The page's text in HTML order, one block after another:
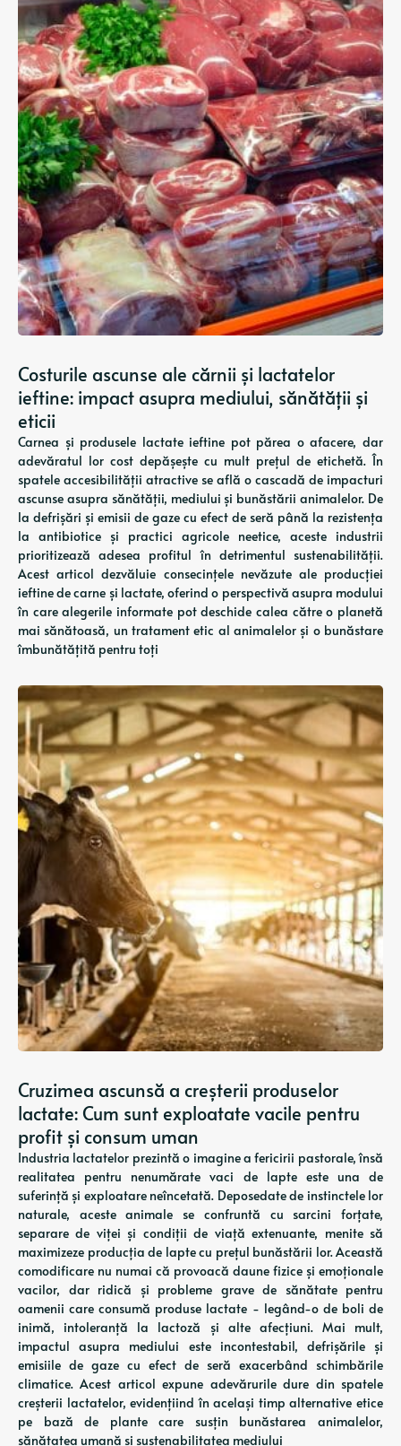
Costurile ascunse ale cărnii și lactatelor
ieftine: impact asupra mediului, sănătății și
eticii
Carnea și produsele lactate ieftine pot părea o afacere, dar
adevăratul lor cost depășește cu mult prețul de etichetă. În
spatele accesibilității atractive se află o cascadă de impacturi
ascunse asupra sănătății, mediului și bunăstării animalelor. De
la defrișări și emisii de gaze cu efect de seră până la rezistența
la antibiotice și practici agricole neetice, aceste industrii
prioritizează adesea profitul în detrimentul sustenabilității.
Acest articol dezvăluie consecințele nevăzute ale producției
ieftine de carne și lactate, oferind o perspectivă asupra modului
în care alegerile informate pot deschide calea către o planetă
mai sănătoasă, un tratament etic al animalelor și o bunăstare
îmbunătățită pentru toți
Cruzimea ascunsă a creșterii produselor
lactate: Cum sunt exploatate vacile pentru
profit și consum uman
Industria lactatelor prezintă o imagine a fericirii pastorale, însă
realitatea pentru nenumărate vaci de lapte este una de
suferință și exploatare neîncetată. Deposedate de instinctele lor
naturale, aceste animale se confruntă cu sarcini forțate,
separare de viței și condiții de viață extenuante, menite să
maximizeze producția de lapte cu prețul bunăstării lor. Această
comodificare nu numai că provoacă daune fizice și emoționale
vacilor, dar ridică și probleme grave de sănătate pentru
oamenii care consumă produse lactate - legând-o de boli de
inimă, intoleranță la lactoză și alte afecțiuni. Mai mult,
impactul asupra mediului este incontestabil, defrișările și
emisiile de gaze cu efect de seră exacerbând schimbările
climatice. Acest articol expune adevărurile dure din spatele
creșterii lactatelor, evidențiind în același timp alternative etice
pe bază de plante care susțin bunăstarea animalelor,
sănătatea umană și sustenabilitatea mediului